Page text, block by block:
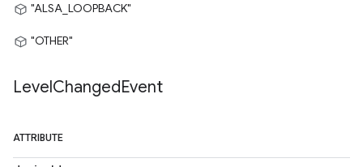
"ALSA_LOOPBACK"
"OTHER"
LevelChangedEvent
ATTRIBUTE